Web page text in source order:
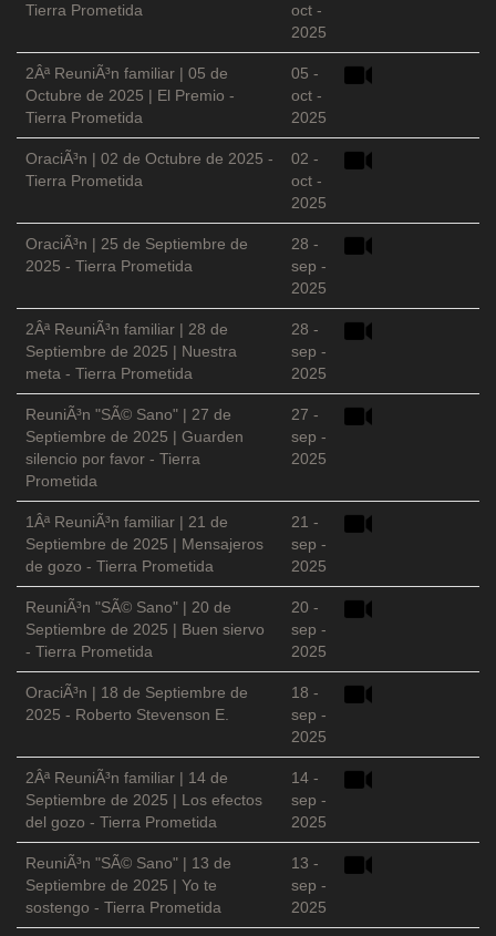
Tierra Prometida
oct -
2025
2Âª ReuniÃ³n familiar | 05 de
Octubre de 2025 | El Premio -
Tierra Prometida
05 -
oct -
2025
OraciÃ³n | 02 de Octubre de 2025 -
Tierra Prometida
02 -
oct -
2025
OraciÃ³n | 25 de Septiembre de
2025 - Tierra Prometida
28 -
sep -
2025
2Âª ReuniÃ³n familiar | 28 de
Septiembre de 2025 | Nuestra
meta - Tierra Prometida
28 -
sep -
2025
ReuniÃ³n "SÃ© Sano" | 27 de
Septiembre de 2025 | Guarden
silencio por favor - Tierra
Prometida
27 -
sep -
2025
1Âª ReuniÃ³n familiar | 21 de
Septiembre de 2025 | Mensajeros
de gozo - Tierra Prometida
21 -
sep -
2025
ReuniÃ³n "SÃ© Sano" | 20 de
Septiembre de 2025 | Buen siervo
- Tierra Prometida
20 -
sep -
2025
OraciÃ³n | 18 de Septiembre de
2025 - Roberto Stevenson E.
18 -
sep -
2025
2Âª ReuniÃ³n familiar | 14 de
Septiembre de 2025 | Los efectos
del gozo - Tierra Prometida
14 -
sep -
2025
ReuniÃ³n "SÃ© Sano" | 13 de
Septiembre de 2025 | Yo te
sostengo - Tierra Prometida
13 -
sep -
2025